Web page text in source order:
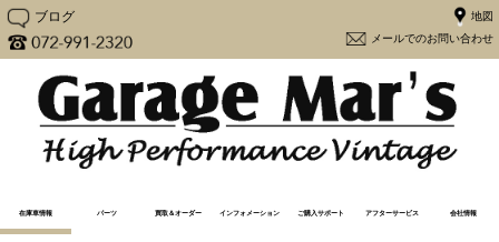
ブログ
メー
在庫車情報 パーツ 買取＆オーダー インフォメーション ご購入サポート アフターサービス 会社情報